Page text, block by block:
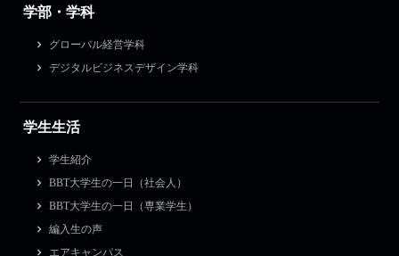
学部・学科
グローバル経営学科
デジタルビジネスデザイン学科
学生生活
学生紹介
BBT大学生の一日（社会人）
BBT大学生の一日（専業学生）
編入生の声
エアキャンパス